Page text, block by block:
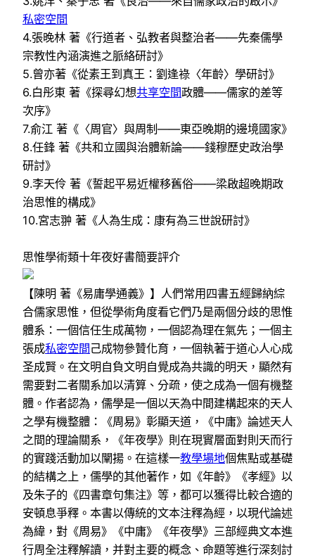
私密空間
4.張晚林 著《行道者、弘教者與整治者——先秦儒學
宗教性內涵演進之脈絡研討》
5.曾亦著《從素王到真王：劉逢祿〈年齡〉學研討》
6.白彤東 著《探尋幻想共享空間政體——儒家的差等
次序》
7.俞江 著《〈周官〉與周制——東亞晚期的邊境國家》
8.任鋒 著《共和立國與治體新論——錢穆歷史政治學
研討》
9.李天伶 著《誓起平易近權移舊俗——梁啟超晚期政
治思惟的構成》
10.宮志翀 著《人為生成：康有為三世說研討》
思惟學術類十年夜好書簡要評介
【陳明 著《易庸學通義》】人們常用四書五經歸納綜
合儒家思惟，但從學術角度看它們乃是兩個分歧的思惟
體系：一個信任生成萬物，一個認為理在氣先；一個主
張成私密空間 己成物參贊化育，一個執著于道心人心成
圣成賢。在文明自負文明自覺成為共識的明天，顯然有
需要對二者關系加以清算、分疏，使之成為一個有機整
體。作者認為，儒學是一個以天為中間建構起來的天人
之學有機整體：《周易》彰顯天道，《中庸》論述天人
之間的理論關系，《年夜學》則在現實層面對則天而行
的實踐活動加以闡揚。在這樣一教學場地個焦點或基礎
的結構之上，儒學的其他著作，如《年齡》《孝經》以
及朱子的《四書章句集注》等，都可以獲得比較合適的
安頓息爭釋。本書以傳統的文本注釋為經，以現代論述
為緯，對《周易》《中庸》《年夜學》三部經典文本進
行周全注釋解讀，并對主要的概念、命題等進行深刻討